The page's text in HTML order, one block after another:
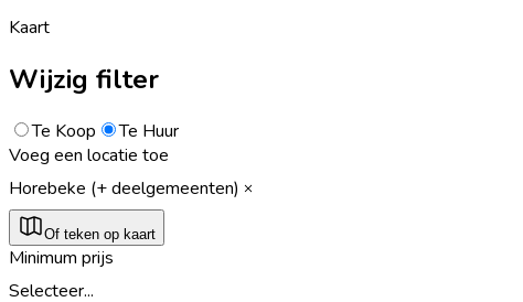
Kaart
Wijzig filter
Te Koop
Te Huur
Voeg een locatie toe
Horebeke (+ deelgemeenten)
Of teken op kaart
Minimum prijs
Selecteer...